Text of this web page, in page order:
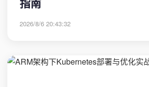
2026/8/6 20:43:32